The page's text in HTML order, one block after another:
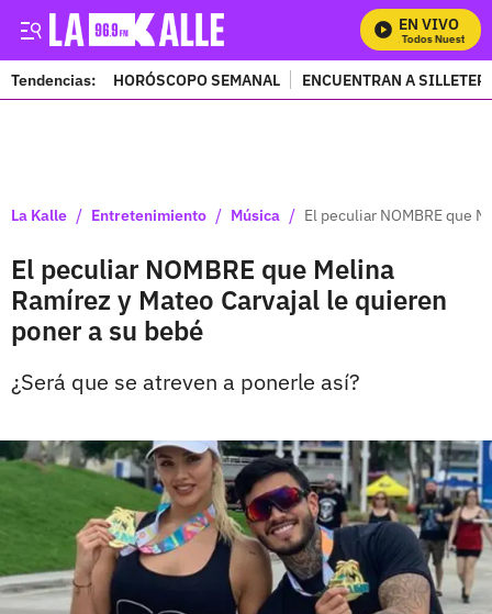
EN VIVO
Mira Todos Nuestros
Tendencias: HORÓSCOPO SEMANAL ENCUENTRAN A
La Kalle / Entretenimiento / Música / El peculiar NOMBRE que
El peculiar NOMBRE que Melina
Ramírez y Mateo Carvajal le quieren
poner a su bebé
¿Será que se atreven a ponerle así?